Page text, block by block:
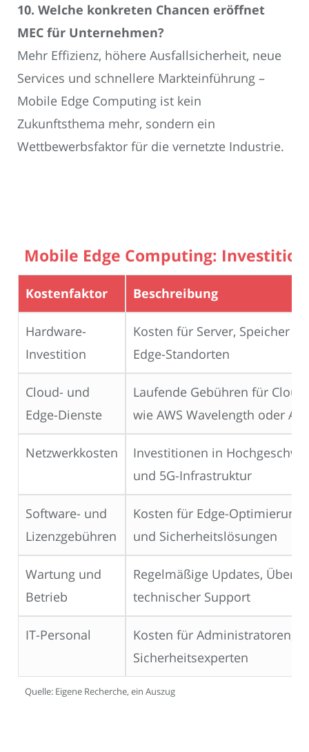
10. Welche konkreten Chancen eröffnet
MEC für Unternehmen?
Mehr Effizienz, höhere Ausfallsicherheit, neue
Services und schnellere Markteinführung –
Mobile Edge Computing ist kein
Zukunftsthema mehr, sondern ein
Wettbewerbsfaktor für die vernetzte Industrie.
Mobile Edge Computing:
Kostenfaktor Beschreibung
Hardware-
Investition
Kosten für Server, Speicher
Edge-Standorten
Cloud- und
Edge-Dienste
Laufende Gebühren für
wie AWS Wavelength oder
Netzwerkkosten
Investitionen in
und 5G-Infrastruktur
Software- und
Lizenzgebühren
Kosten für Edge-
und Sicherheitslösungen
Wartung und
Betrieb
Regelmäßige Updates,
technischer Support
IT-Personal
Kosten für Administratoren,
Sicherheitsexperten
Quelle: Eigene Recherche, ein Auszug